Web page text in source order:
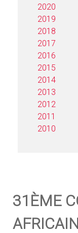
2020
2019
2018
2017
2016
2015
2014
2013
2012
2011
2010
31ÈME